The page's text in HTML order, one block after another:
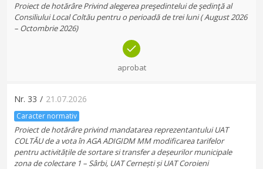
Proiect de hotărâre Privind alegerea preşedintelui de şedinţă al
Consiliului Local Coltău pentru o perioadă de trei luni ( August 2026
– Octombrie 2026)
aprobat
Nr. 33 / 21.07.2026
Caracter normativ
Proiect de hotărâre privind mandatarea reprezentantului UAT
COLTĂU de a vota în AGA ADIGIDM MM modificarea tarifelor
pentru activitățile de sortare si transfer a deșeurilor municipale
zona de colectare 1 – Sârbi, UAT Cernești și UAT Coroieni